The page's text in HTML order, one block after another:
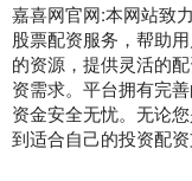
嘉喜网官网:本网站致
股票配资服务，帮助
的资源，提供灵活的
资需求。平台拥有完
资金安全无忧。无论
到适合自己的投资配